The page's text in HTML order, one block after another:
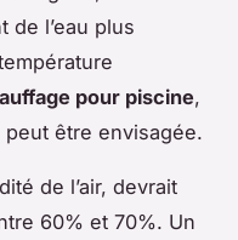
de l’eau plus
pour piscine,
être envisagée.
de l’air, devrait
60% et 70%. Un